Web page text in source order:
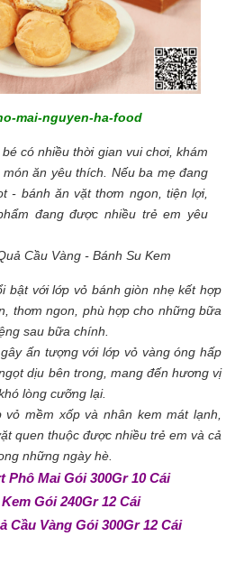
có nhiều thời gian vui chơi, khám
ăn yêu thích. Nếu ba mẹ đang
- bánh ăn vặt thơm ngon, tiện lợi,
đang được nhiều trẻ em yêu
Cầu Vàng - Bánh Su Kem
bật với lớp vỏ bánh giòn nhẹ kết hợp
thơm ngon, phù hợp cho những bữa
sau bữa chính.
ấn tượng với lớp vỏ vàng óng hấp
dịu bên trong, mang đến hương vị
lòng cưỡng lại.
vỏ mềm xốp và nhân kem mát lạnh,
quen thuộc được nhiều trẻ em và cả
những ngày hè.
Phô Mai Gói 300Gr 10 Cái
Gói 240Gr 12 Cái
Cầu Vàng Gói 300Gr 12 Cái